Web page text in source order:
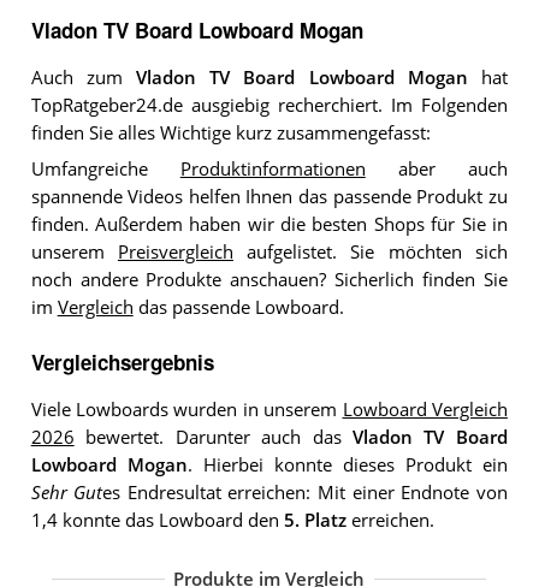
Vladon TV Board Lowboard Mogan
Auch zumVladon TV Board Lowboard Mogan hat
TopRatgeber24.de ausgiebig recherchiert. Im Folgenden
finden Sie alles Wichtige kurz zusammengefasst:
Umfangreiche Produktinformationen aber auch
spannende Videos helfen Ihnen das passende Produkt zu
finden. Außerdem haben wir die besten Shops für Sie in
unserem Preisvergleich aufgelistet. Sie möchten sich
noch andere Produkte anschauen? Sicherlich finden Sie
im Vergleich das passende Lowboard.
Vergleichsergebnis
Viele Lowboards wurden in unserem Lowboard Vergleich
2026 bewertet. Darunter auch das Vladon TV Board
Lowboard Mogan. Hierbei konnte dieses Produkt ein
Sehr Gutes Endresultat erreichen: Mit einer Endnote von
1,4 konnte das Lowboard den 5. Platzerreichen.
Produkte im Vergleich